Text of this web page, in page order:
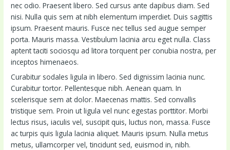
nec odio. Praesent libero. Sed cursus ante dapibus diam. Sed
nisi. Nulla quis sem at nibh elementum imperdiet. Duis sagittis
ipsum. Praesent mauris. Fusce nec tellus sed augue semper
porta. Mauris massa. Vestibulum lacinia arcu eget nulla. Class
aptent taciti sociosqu ad litora torquent per conubia nostra, per
inceptos himenaeos.
Curabitur sodales ligula in libero. Sed dignissim lacinia nunc.
Curabitur tortor. Pellentesque nibh. Aenean quam. In
scelerisque sem at dolor. Maecenas mattis. Sed convallis
tristique sem. Proin ut ligula vel nunc egestas porttitor. Morbi
lectus risus, iaculis vel, suscipit quis, luctus non, massa. Fusce
ac turpis quis ligula lacinia aliquet. Mauris ipsum. Nulla metus
metus, ullamcorper vel, tincidunt sed, euismod in, nibh.